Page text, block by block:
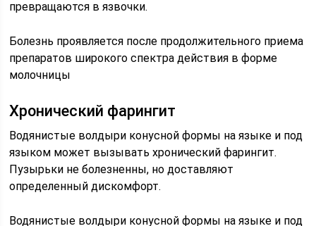
превращаются в язвочки.
Болезнь проявляется после продолжительного приема
препаратов широкого спектра действия в форме
молочницы
Хронический фарингит
Водянистые волдыри конусной формы на языке и под
языком может вызывать хронический фарингит.
Пузырьки не болезненны, но доставляют
определенный дискомфорт.
Водянистые волдыри конусной формы на языке и под